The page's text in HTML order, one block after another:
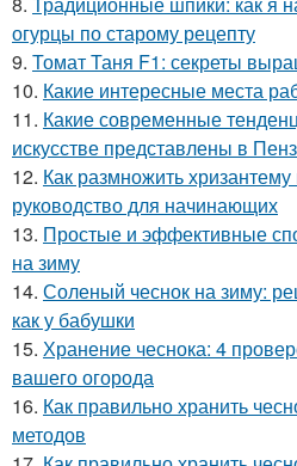
огурцы по старому рецепту
9. Томат Таня F1: секреты
10. Какие интересные места
11. Какие современные
искусстве представлены в
12. Как размножить
руководство для начинающих
13. Простые и эффективные
на зиму
14. Соленый чеснок на зиму:
как у бабушки
15. Хранение чеснока: 4
вашего огорода
16. Как правильно хранить
методов